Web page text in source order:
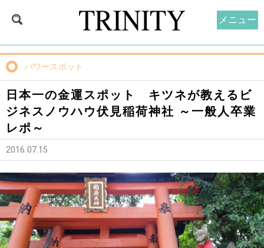
パワースポット
日本一の金運スポット キツネが教えるビ
ジネスノウハウ伏見稲荷神社 ～一般人卒業
レポ～
2016.07.15
メニュー